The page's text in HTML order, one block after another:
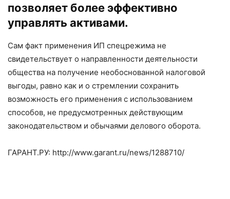
позволяет более эффективно
управлять активами.
Сам факт применения ИП спецрежима не
свидетельствует о направленности деятельности
общества на получение необоснованной налоговой
выгоды, равно как и о стремлении сохранить
возможность его применения с использованием
способов, не предусмотренных действующим
законодательством и обычаями делового оборота.
ГАРАНТ.РУ: http://www.garant.ru/news/1288710/